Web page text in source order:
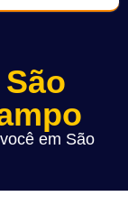
em São